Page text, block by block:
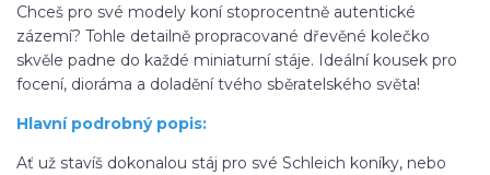
Chceš pro své modely koní stoprocentně autentické
zázemí? Tohle detailně propracované dřevěné kolečko
skvěle padne do každé miniaturní stáje. Ideální kousek pro
focení, dioráma a doladění tvého sběratelského světa!
Hlavní podrobný popis:
Ať už stavíš dokonalou stáj pro své Schleich koníky, nebo